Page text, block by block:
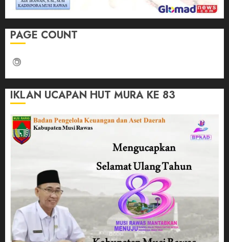
PAGE COUNT
IKLAN UCAPAN HUT MURA KE 83